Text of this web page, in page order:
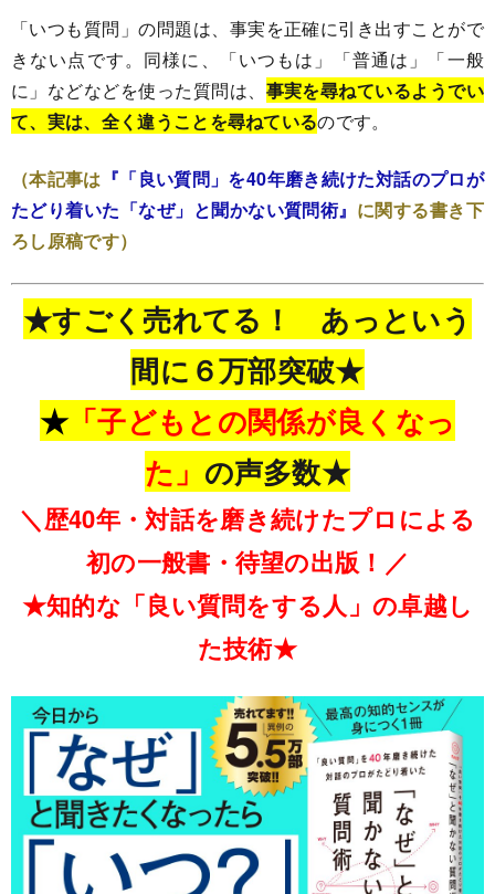
「いつも質問」の問題は、事実を正確に引き出すことがで
きない点です。同様に、「いつもは」「普通は」「一般
に」などなどを使った質問は、 事実を尋ねているようでい
て、実は、全く違うことを尋ねているのです。
（本記事は 『「良い質問」を40年磨き続けた対話のプロが
たどり着いた「なぜ」と聞かない質問術』 に関する書き下
ろし原稿です）
★すごく売れてる！ あっという
間に６万部突破★
★「子どもとの関係が良くなっ
た」 の声多数★
＼歴40年・対話を磨き続けたプロによる
初の一般書・待望の出版！／
★知的な「良い質問をする人」の卓越し
た技術★